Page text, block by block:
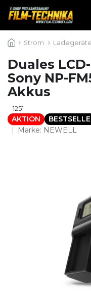
Inhalt Strom Ladegeräte
Duales
Sony NP-
Akkus
1251
AKTION
Marke: NEWELL